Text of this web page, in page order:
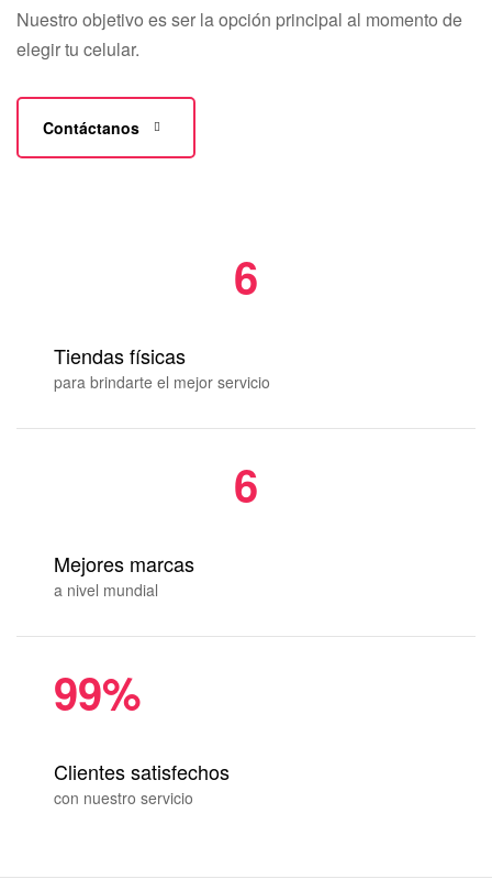
Nuestro objetivo es ser la opción principal al momento de
elegir tu celular.
Contáctanos
6
Tiendas físicas
para brindarte el mejor servicio
6
Mejores marcas
a nivel mundial
99%
Clientes satisfechos
con nuestro servicio